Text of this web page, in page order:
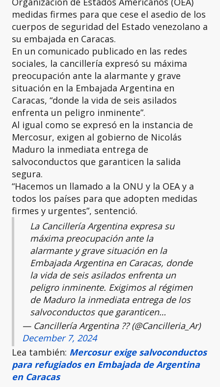
medidas firmes para que cese el asedio de los
cuerpos de seguridad del Estado venezolano a
su embajada en Caracas.
En un comunicado publicado en las redes
sociales, la cancillería expresó su máxima
preocupación ante la alarmante y grave
situación en la Embajada Argentina en
Caracas, “donde la vida de seis asilados
enfrenta un peligro inminente”.
Al igual como se expresó en la instancia de
Mercosur, exigen al gobierno de Nicolás
Maduro la inmediata entrega de
salvoconductos que garanticen la salida
segura.
“Hacemos un llamado a la ONU y la OEA y a
todos los países para que adopten medidas
firmes y urgentes”, sentenció.
La Cancillería Argentina expresa su
máxima preocupación ante la
alarmante y grave situación en la
Embajada Argentina en Caracas, donde
la vida de seis asilados enfrenta un
peligro inminente. Exigimos al régimen
de Maduro la inmediata entrega de los
salvoconductos que garanticen…
— Cancillería Argentina ?? (@Cancilleria_Ar)
December 7, 2024
Lea también: Mercosur exige salvoconductos
para refugiados en Embajada de Argentina
en Caracas